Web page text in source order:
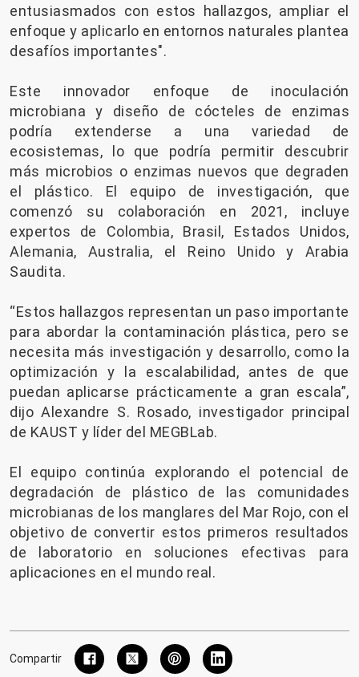
entusiasmados con estos hallazgos, ampliar el
enfoque y aplicarlo en entornos naturales plantea
desafíos importantes".
Este innovador enfoque de inoculación
microbiana y diseño de cócteles de enzimas
podría extenderse a una variedad de
ecosistemas, lo que podría permitir descubrir
más microbios o enzimas nuevos que degraden
el plástico. El equipo de investigación, que
comenzó su colaboración en 2021, incluye
expertos de Colombia, Brasil, Estados Unidos,
Alemania, Australia, el Reino Unido y Arabia
Saudita.
“Estos hallazgos representan un paso importante
para abordar la contaminación plástica, pero se
necesita más investigación y desarrollo, como la
optimización y la escalabilidad, antes de que
puedan aplicarse prácticamente a gran escala”,
dijo Alexandre S. Rosado, investigador principal
de KAUST y líder del MEGBLab.
El equipo continúa explorando el potencial de
degradación de plástico de las comunidades
microbianas de los manglares del Mar Rojo, con el
objetivo de convertir estos primeros resultados
de laboratorio en soluciones efectivas para
aplicaciones en el mundo real.
Compartir